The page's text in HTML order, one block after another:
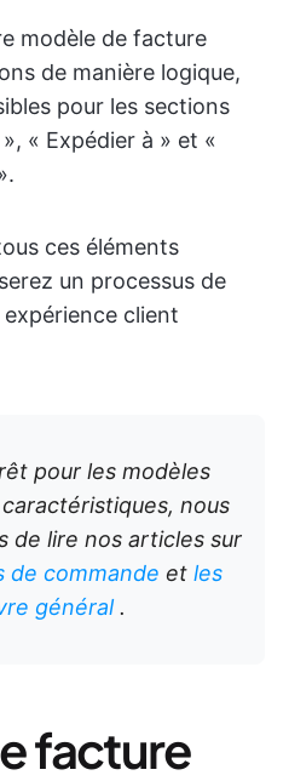
modèle de facture
de manière logique,
pour les sections
« Expédier à » et «
ces éléments
un processus de
client
pour les modèles
nous
de lire nos articles sur
de commande et les
général .
facture